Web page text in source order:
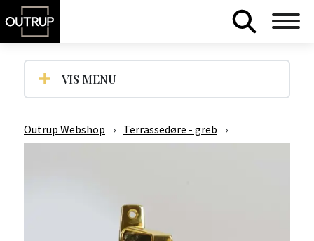
VIS MENU
Outrup Webshop › Terrassedøre - greb ›